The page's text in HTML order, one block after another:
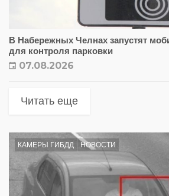
В Набережных Челнах запустят
для контроля парковки
07.08.2026
Читать еще
КАМЕРЫ ГИБДД НОВОСТИ